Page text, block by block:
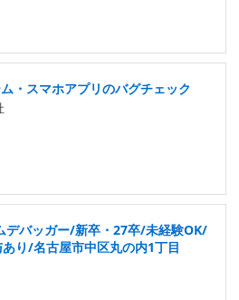
・スマホアプリのバグチェック
デバッガー/新卒・27卒/未経験OK/
り/名古屋市中区丸の内1丁目